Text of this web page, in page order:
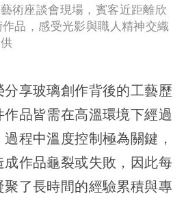
術座談會現場，賓客近距離欣
品，感受光影與職人精神交織
享玻璃創作背後的工藝歷
品皆需在高溫環境下經過
程中溫度控制極為關鍵，
作品龜裂或失敗，因此每
了長時間的經驗累積與專